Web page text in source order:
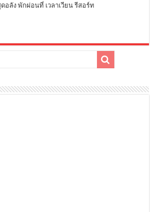
ดอลัง พักผ่อนที่ เวลาเวียน รีสอร์ท